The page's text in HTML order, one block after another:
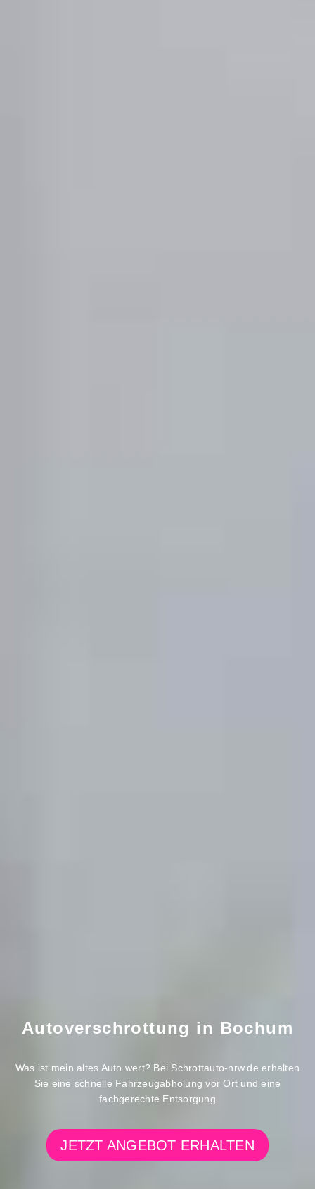
Autoverschrottung in Bochum
Was ist mein altes Auto wert? Bei Schrottauto-nrw.de erhalten
Sie eine schnelle Fahrzeugabholung vor Ort und eine
fachgerechte Entsorgung
JETZT ANGEBOT ERHALTEN